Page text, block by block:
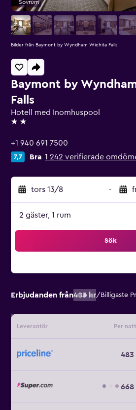
Baymont by
Falls
Hotell med Inomhuspool
2 stjärnor
+1 940 691 7500
7,7 Bra 1 242 verifierade
tors 13/8 -
2 gäster, 1 rum
Sök
Erbjudanden från483 kr/ Billigaste
Leverantör Per
483
668
Sovrum
Bilder från Baymont by Wyndham Wichita Falls